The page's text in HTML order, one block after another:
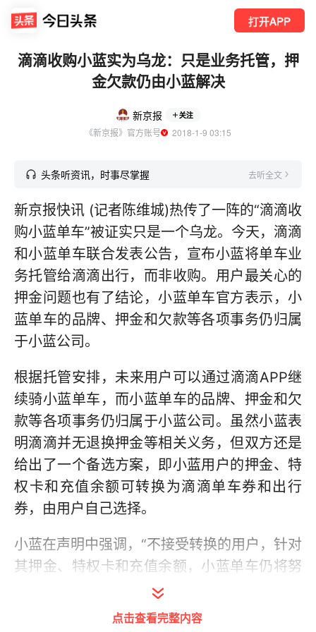
打开APP
滴滴收购小蓝实为乌龙：只是业务托管，押
金欠款仍由小蓝解决
新京报 关注
《新京报》官方账号
  2018-1-9 03:15
头条听资讯，时事尽掌握 去听全文
新京报快讯 (记者陈维城)热传了一阵的“滴滴收
购小蓝单车”被证实只是一个乌龙。今天，滴滴
和小蓝单车联合发表公告，宣布小蓝将单车业
务托管给滴滴出行，而非收购。用户最关心的
押金问题也有了结论，小蓝单车官方表示，小
蓝单车的品牌、押金和欠款等各项事务仍归属
于小蓝公司。
根据托管安排，未来用户可以通过滴滴APP继
续骑小蓝单车，而小蓝单车的品牌、押金和欠
款等各项事务仍归属于小蓝公司。虽然小蓝表
明滴滴并无退换押金等相关义务，但双方还是
给出了一个备选方案，即小蓝用户的押金、特
权卡和充值余额可转换为滴滴单车券和出行
券，由用户自己选择。
小蓝在声明中强调，“不接受转换的用户，针对
其押金、特权卡和充值余额，小蓝单车仍将努
力寻找解决办法。” 小蓝称，滴滴出行并无退
还小蓝单车用户押金、特权卡和充值余额的责
点击查看完整内容